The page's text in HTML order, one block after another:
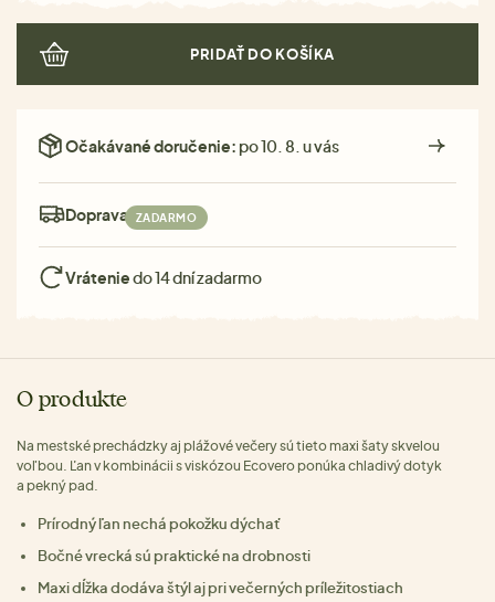
PRIDAŤ DO KOŠÍKA
Očakávané doručenie: po 10. 8. u vás
Doprava: ZADARMO
Vráteniedo 14 dní zadarmo
O produkte
Na mestské prechádzky aj plážové večery sú tieto maxi šaty skvelou
voľbou. Ľan v kombinácii s viskózou Ecovero ponúka chladivý dotyk
a pekný pad.
Prírodný ľan nechá pokožku dýchať
Bočné vrecká sú praktické na drobnosti
Maxi dĺžka dodáva štýl aj pri večerných príležitostiach